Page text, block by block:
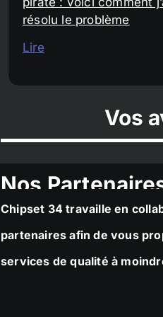
résolu le problème
Lire
Vos
Nos
Chipset 34 travaille en
partenaires afin de vous
services de qualité à